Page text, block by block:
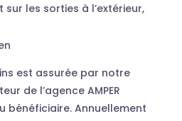
les sorties à l’extérieur,
est assurée par notre
de l’agence AMPER
bénéficiaire. Annuellement